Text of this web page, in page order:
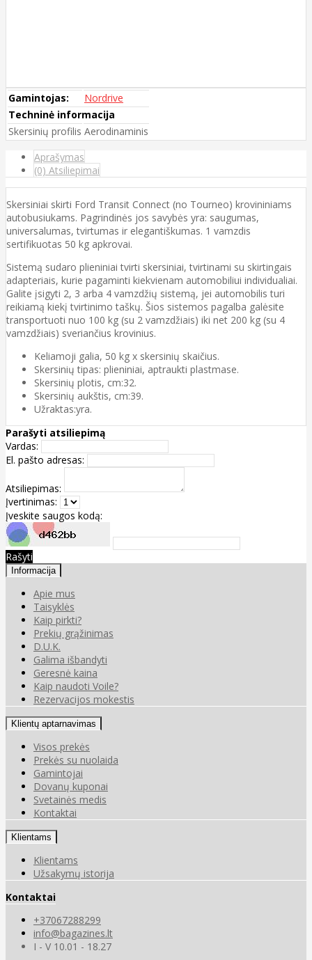
Gamintojas:
Nordrive
Techninė informacija
Skersinių profilis Aerodinaminis
Aprašymas
(0) Atsiliepimai
Skersiniai skirti Ford Transit Connect (no Tourneo) krovininiams
autobusiukams. Pagrindinės jos savybės yra: saugumas,
universalumas, tvirtumas ir elegantiškumas. 1 vamzdis
sertifikuotas 50 kg apkrovai.
Sistemą sudaro plieniniai tvirti skersiniai, tvirtinami su skirtingais
adapteriais, kurie pagaminti kiekvienam automobiliui individualiai.
Galite įsigyti 2, 3 arba 4 vamzdžių sistemą, jei automobilis turi
reikiamą kiekį tvirtinimo taškų. Šios sistemos pagalba galėsite
transportuoti nuo 100 kg (su 2 vamzdžiais) iki net 200 kg (su 4
vamzdžiais) sveriančius krovinius.
Keliamoji galia, 50 kg x skersinių skaičius.
Skersinių tipas: plieniniai, aptraukti plastmase.
Skersinių plotis, cm:32.
Skersinių aukštis, cm:39.
Užraktas:yra.
Parašyti atsiliepimą
Vardas:
El. pašto adresas:
Atsiliepimas:
Įvertinimas:
Įveskite saugos kodą:
Rašyti
Informacija
Apie mus
Taisyklės
Kaip pirkti?
Prekių grąžinimas
D.U.K.
Galima išbandyti
Geresnė kaina
Kaip naudoti Voile?
Rezervacijos mokestis
Klientų aptarnavimas
Visos prekės
Prekės su nuolaida
Gamintojai
Dovanų kuponai
Svetainės medis
Kontaktai
Klientams
Klientams
Užsakymų istorija
Kontaktai
+37067288299
info@bagazines.lt
I - V 10.01 - 18.27